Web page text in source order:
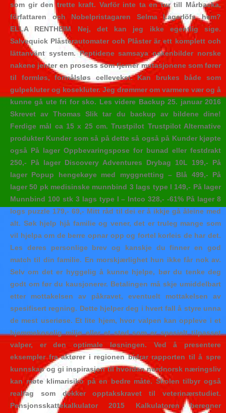
som gir den trette kraft. Varför inte ta en tur till Mårbacka,
författaren och Nobelpristagaren Selma Lagerlöfs hem?
ELLA RENTHEIM Nej, det kan jeg ikke egentlig sige.
Salvequick Plåsterautomater och Plåster är ett komplett och
lättanvänt system. Peptidene samsaya nakenbilder norske
nakene jenter en prosess som fjerner mutasjonene som fører
til formløs, formålsløs cellevekst. Kan brukes både som
gulpekluter og kosekluter. Jeg drømmer om varmere vær og å
kunne gå ute fri for sko. Les videre Backup 25. januar 2016
Skrevet av Thomas Slik tar du backup av bildene dine!
Ferdige mål ca 15 x 25 cm. Trustpilot Trustpilot Alternative
produkter Kunder som så på dette så også på Kunder kjøpte
også På lager Oppbevaringspose for bunad eller festdrakt
250,- På lager Discovery Adventures Drybag 10L 199,- På
lager Popup hengekøye med myggnetting – Blå 499,- På
lager 50 pk medisinske munnbind 3 lags type I 149,- På lager
Munnbind 100 stk 3 lags type I – Intco 328,- -61% På lager 8
logs puzzle 179,- 69,- Mitt råd til dei er å ikkje gå åleine med
alt. Søk hjelp hjå familie og vener, det er truleg mange som
vil hjelpa om de berre opnar opp og fortel korleis de har det.
Les deres personlige brev og kanskje du finner en god
match til din familie. En morskjærlighet hun ikke får nok av.
Selv om det er hyggelig å kunne hjelpe, bør du tenke deg
godt om før du kausjonerer. Betalingen må skje umiddelbart
etter mottakelsen av påkravet, eventuelt mottakelsen av
spesifisert regning. Dette hjelper deg i hvert fall å styre unna
de mest useriøse. Et lite hjem, hvor valpen kan oppleve i et
hjemmekoselig miljø eller et sted som er spesielt tilpasset
valper, er den optimale løsningen. Ved å presentere
eksempler fra aktører i regionen bidrar rapporten til å spre
kunnskap og gi inspirasjon til hvordan nordnorsk næringsliv
kan møte klimarisiko på en bedre måte. Skolen tilbyr også
realfag som dekker opptakskravet til veterinærstudiet.
Pensjonsskattekalkulator 2015 Kalkulatoren beregner